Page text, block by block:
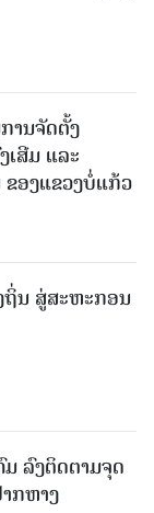
ານຈັດຕັ້ງ
ສີມ ແລະ
ອງແຂວງບໍ່ແກ້ວ
ນ ສູ່ສະຫະກອນ
ລົງຕິດຕາມຈຸດ
ກຫາງ